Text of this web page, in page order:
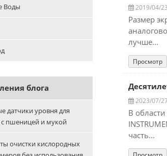
Воды
блога
датчики уровня для
с пшеницей и мукой
очистки кислородных
2019/04/23
Размер
лучше...
Просмотр
2023/07/
В
часть...